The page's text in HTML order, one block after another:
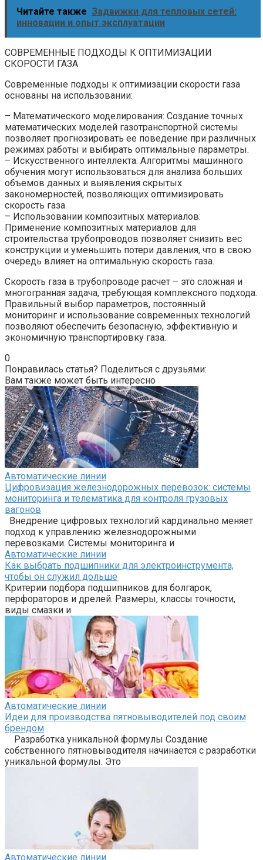
Читайте также Задвижки для тепловых сетей:
инновации и опыт эксплуатации
СОВРЕМЕННЫЕ ПОДХОДЫ К ОПТИМИЗАЦИИ
СКОРОСТИ ГАЗА
Современные подходы к оптимизации скорости газа
основаны на использовании:
– Математического моделирования: Создание точных
математических моделей газотранспортной системы
позволяет прогнозировать ее поведение при различных
режимах работы и выбирать оптимальные параметры.
– Искусственного интеллекта: Алгоритмы машинного
обучения могут использоваться для анализа больших
объемов данных и выявления скрытых
закономерностей, позволяющих оптимизировать
скорость газа.
– Использовании композитных материалов:
Применение композитных материалов для
строительства трубопроводов позволяет снизить вес
конструкции и уменьшить потери давления, что в свою
очередь влияет на оптимальную скорость газа.
Скорость газа в трубопроводе расчет – это сложная и
многогранная задача, требующая комплексного подхода.
Правильный выбор параметров, постоянный
мониторинг и использование современных технологий
позволяют обеспечить безопасную, эффективную и
экономичную транспортировку газа.
0
Понравилась статья? Поделиться с друзьями:
Вам также может быть интересно
Автоматические линии
Цифровизация железнодорожных перевозок: системы
мониторинга и телематика для контроля грузовых
вагонов
Внедрение цифровых технологий кардинально меняет
подход к управлению железнодорожными
перевозками. Системы мониторинга и
Автоматические линии
Как выбрать подшипники для электроинструмента,
чтобы он служил дольше
Критерии подбора подшипников для болгарок,
перфораторов и дрелей. Размеры, классы точности,
виды смазки и
Автоматические линии
Идеи для производства пятновыводителей под своим
брендом
Разработка уникальной формулы Создание
собственного пятновыводителя начинается с разработки
уникальной формулы. Это
Автоматические линии